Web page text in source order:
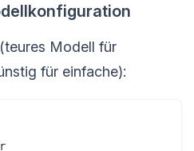
(teures Modell für
für einfache):